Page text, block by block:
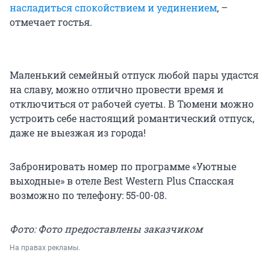
насладиться спокойствием и уединением, –
отмечает гостья.
Маленький семейный отпуск любой пары удастся
на славу, можно отлично провести время и
отключиться от рабочей суеты. В Тюмени можно
устроить себе настоящий романтический отпуск,
даже не выезжая из города!
Забронировать номер по программе «Уютные
выходные» в отеле Best Western Plus Спасская
возможно по телефону: 55-00-08.
Фото: Фото предоставлены заказчиком
На правах рекламы.